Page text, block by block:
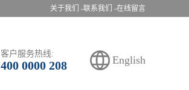
关于我们 -联系我们 -在线留言
English
客户服务热线:
400 0000 208